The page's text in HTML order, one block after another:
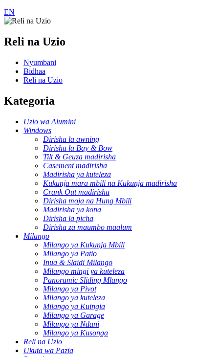
EN
Reli na Uzio
Nyumbani
Bidhaa
Reli na Uzio
Kategoria
Uzio wa Alumini
Windows
Dirisha la awning
Dirisha la Bay & Bow
Tilt & Geuza madirisha
Casement madirisha
Madirisha ya kuteleza
Kukunja mara mbili na Kukunja madirisha
Crank Out madirisha
Dirisha moja na Hung Mbili
Madirisha ya kona
Dirisha la picha
Dirisha za maumbo maalum
Milango
Milango ya Kukunja Mbili
Milango ya Patio
Inua & Slaidi Milango
Milango mingi ya kuteleza
Panoramic Sliding Mlango
Milango ya Pivot
Milango ya kuteleza
Milango ya Kuingia
Milango ya Garage
Milango ya Ndani
Milango ya Kusonga
Reli na Uzio
Ukuta wa Pazia